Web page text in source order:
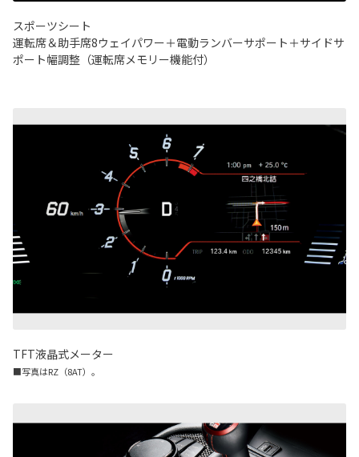
スポーツシート
運転席＆助手席8ウェイパワー＋電動ランバーサポート＋サイドサ
ポート幅調整（運転席メモリー機能付）
TFT液晶式メーター
■写真はRZ（8AT）。